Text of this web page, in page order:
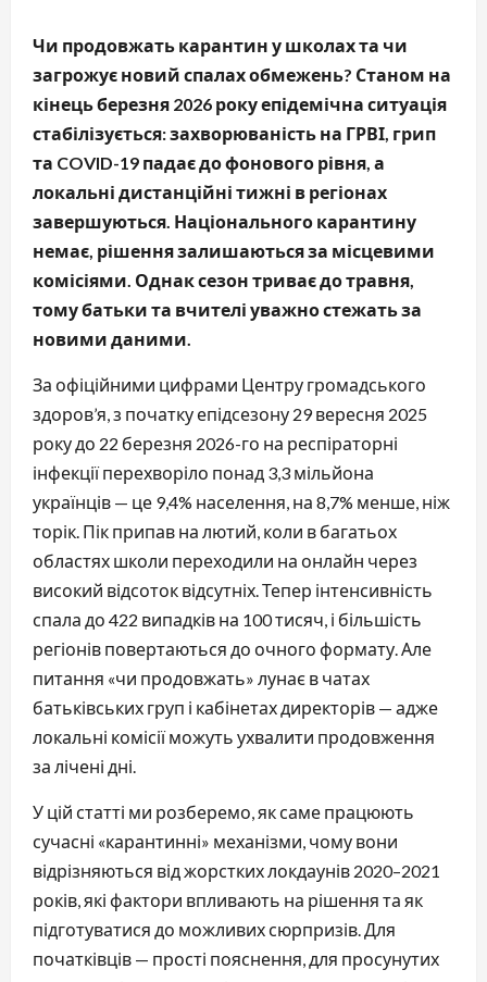
Чи продовжать карантин у школах та чи
загрожує новий спалах обмежень? Станом на
кінець березня 2026 року епідемічна ситуація
стабілізується: захворюваність на ГРВІ, грип
та COVID-19 падає до фонового рівня, а
локальні дистанційні тижні в регіонах
завершуються. Національного карантину
немає, рішення залишаються за місцевими
комісіями. Однак сезон триває до травня,
тому батьки та вчителі уважно стежать за
новими даними.
За офіційними цифрами Центру громадського
здоров’я, з початку епідсезону 29 вересня 2025
року до 22 березня 2026-го на респіраторні
інфекції перехворіло понад 3,3 мільйона
українців — це 9,4% населення, на 8,7% менше, ніж
торік. Пік припав на лютий, коли в багатьох
областях школи переходили на онлайн через
високий відсоток відсутніх. Тепер інтенсивність
спала до 422 випадків на 100 тисяч, і більшість
регіонів повертаються до очного формату. Але
питання «чи продовжать» лунає в чатах
батьківських груп і кабінетах директорів — адже
локальні комісії можуть ухвалити продовження
за лічені дні.
У цій статті ми розберемо, як саме працюють
сучасні «карантинні» механізми, чому вони
відрізняються від жорстких локдаунів 2020–2021
років, які фактори впливають на рішення та як
підготуватися до можливих сюрпризів. Для
початківців — прості пояснення, для просунутих